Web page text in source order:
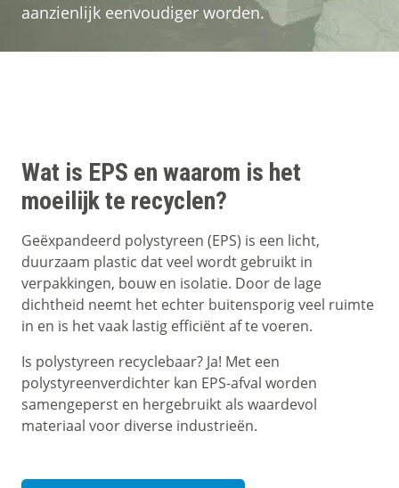
aanzienlijk eenvoudiger worden.
Wat is EPS en waarom is het
moeilijk te recyclen?
Geëxpandeerd polystyreen (EPS) is een licht,
duurzaam plastic dat veel wordt gebruikt in
verpakkingen, bouw en isolatie. Door de lage
dichtheid neemt het echter buitensporig veel ruimte
in en is het vaak lastig efficiënt af te voeren.
Is polystyreen recyclebaar? Ja! Met een
polystyreenverdichter kan EPS-afval worden
samengeperst en hergebruikt als waardevol
materiaal voor diverse industrieën.